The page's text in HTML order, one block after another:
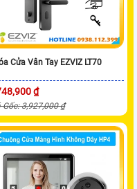
Cửa Vân Tay EZVIZ LT70
₫
Gốc: 3,927,000 ₫